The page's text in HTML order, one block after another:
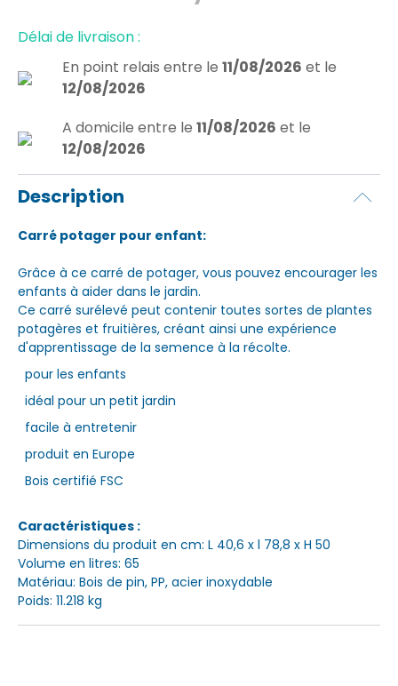
Délai de livraison :
En point relais entre le 11/08/2026 et le
12/08/2026
A domicile entre le 11/08/2026 et le
12/08/2026
Description
Carré potager pour enfant:
Grâce à ce carré de potager, vous pouvez encourager les
enfants à aider dans le jardin.
Ce carré surélevé peut contenir toutes sortes de plantes
potagères et fruitières, créant ainsi une expérience
d'apprentissage de la semence à la récolte.
pour les enfants
idéal pour un petit jardin
facile à entretenir
produit en Europe
Bois certifié FSC
Caractéristiques :
Dimensions du produit en cm: L 40,6 x l 78,8 x H 50
Volume en litres: 65
Matériau: Bois de pin, PP, acier inoxydable
Poids: 11.218 kg